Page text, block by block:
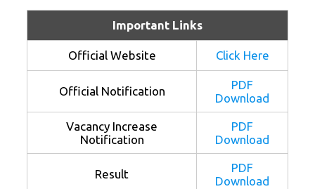
Important Links
Official Website Click Here
Official Notification
PDF
Download
Vacancy Increase
Notification
PDF
Download
Result
PDF
Download